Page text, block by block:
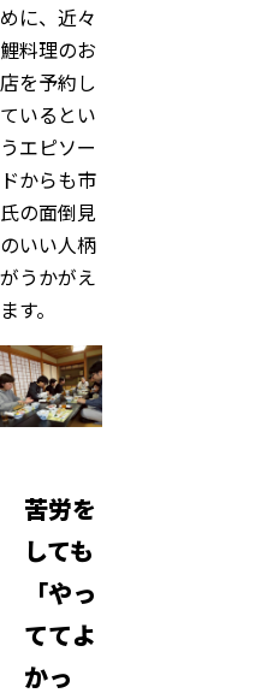
めに、近々
鯉料理のお
店を予約し
ているとい
うエピソー
ドからも市
氏の面倒見
のいい人柄
がうかがえ
ます。
苦労を
しても
「やっ
ててよ
かっ